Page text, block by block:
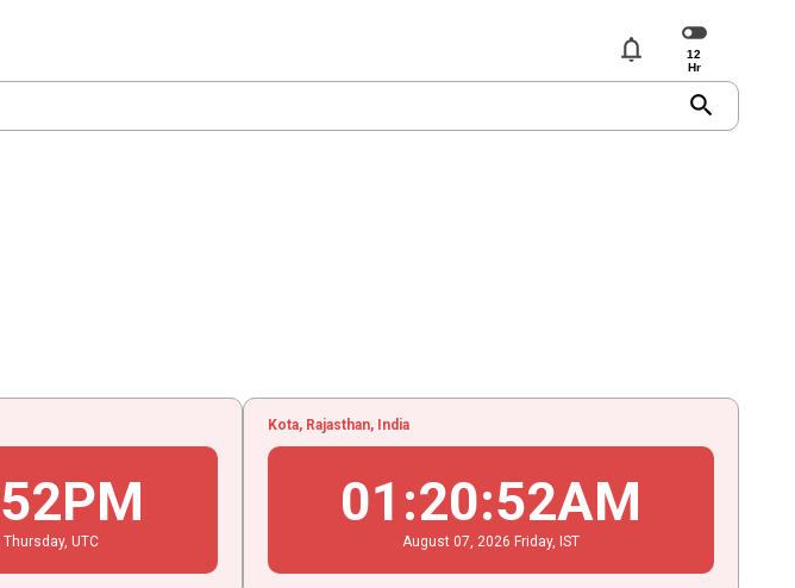
notifications
search
52PM
Thursday, UTC
Kota, Rajasthan, India
01 :20:52AM
August 07 , 2026 Friday, IST